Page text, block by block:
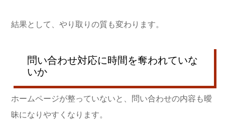
結果として、やり取りの質も変わります。
問い合わせ対応に時間を奪われていな
いか
ホームページが整っていないと、問い合わせの内容も曖
昧になりやすくなります。